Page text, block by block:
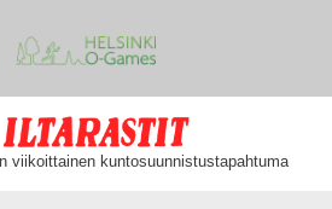
viikoittainen kuntosuunnistustapahtuma